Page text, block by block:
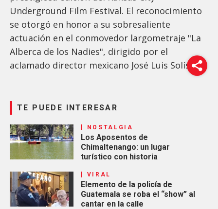
Underground Film Festival. El reconocimiento
se otorgó en honor a su sobresaliente
actuación en el conmovedor largometraje "La
Alberca de los Nadies", dirigido por el
aclamado director mexicano José Luis Solís.
TE PUEDE INTERESAR
NOSTALGIA
Los Aposentos de
Chimaltenango: un lugar
turístico con historia
VIRAL
Elemento de la policía de
Guatemala se roba el “show” al
cantar en la calle